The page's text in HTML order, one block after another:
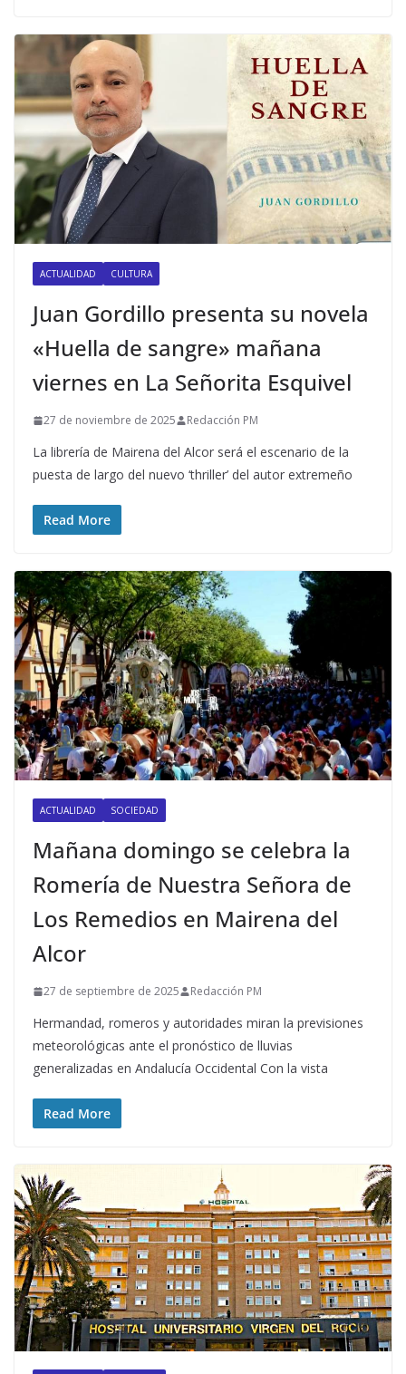
ACTUALIDAD CULTURA
Juan Gordillo presenta su novela
«Huella de sangre» mañana
viernes en La Señorita Esquivel
27 de noviembre de 2025 Redacción PM
La librería de Mairena del Alcor será el escenario de la
puesta de largo del nuevo ‘thriller’ del autor extremeño
Read More
ACTUALIDAD SOCIEDAD
Mañana domingo se celebra la
Romería de Nuestra Señora de
Los Remedios en Mairena del
Alcor
27 de septiembre de 2025 Redacción PM
Hermandad, romeros y autoridades miran la previsiones
meteorológicas ante el pronóstico de lluvias
generalizadas en Andalucía Occidental Con la vista
Read More